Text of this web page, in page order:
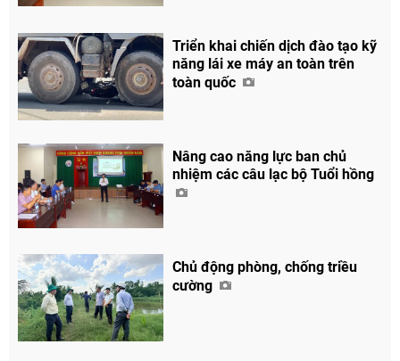
Triển khai chiến dịch đào tạo kỹ
năng lái xe máy an toàn trên
toàn quốc
Nâng cao năng lực ban chủ
nhiệm các câu lạc bộ Tuổi hồng
Chủ động phòng, chống triều
cường